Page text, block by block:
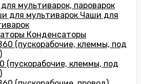
мультиварок, пароварок
Чаши для
Конденсаторы
(пускорабочие, клеммы, под